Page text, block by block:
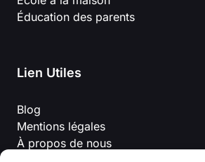
Éducation des parents
Lien Utiles
Blog
Mentions légales
À propos de nous